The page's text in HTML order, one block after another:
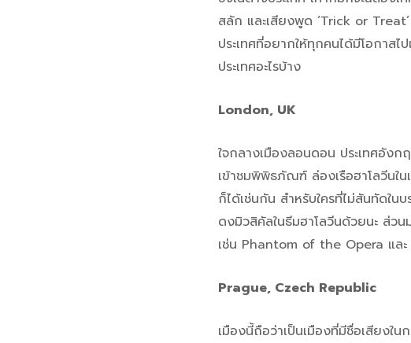
สลัก และเสียงพูด ‘Trick or
ประเทศที่อยากให้ทุกคนได้มีโอกาส
ประเทศอะไรบ้าง
London, UK
ใจกลางเมืองลอนดอน ประเทศอังก
เข้าชมพิพิธภัณฑ์ ล่องเรือฮาโลวีนใ
ก็ได้เช่นกัน สำหรับใครที่ไม่สันทัดใ
ดงมิวสิคัลในธีมฮาโลวีนด้วยนะ ส่วน
เช่น Phantom of the Opera แล
Prague, Czech Republic
เมืองนี้ถือว่าเป็นเมืองที่มีชื่อเสียงใ